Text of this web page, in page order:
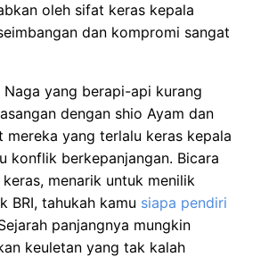
oleh sifat keras kepala
dan kompromi sangat
Naga yang berapi-api kurang
dengan shio Ayam dan
mereka yang terlalu keras kepala
konflik berkepanjangan. Bicara
menarik untuk menilik
BRI, tahukah kamu siapa pendiri
panjangnya mungkin
keuletan yang tak kalah